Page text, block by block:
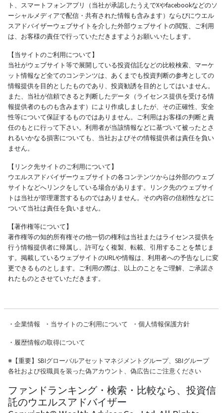
ト、スマートフォンアプリ（当社が承認したうえでXやfacebookなどのソ
ーシャルメディアで配信・共有された情報も含みます）ならびにウエル
スアドバイザーウェブサイトを介した外部ウェブサイトの閲覧、ご利用
は、お客様の責任で行っていただきますようお願いいたします。
【当サイトのご利用について】
当社がウェブサイト等で展開している投資信託などの比較検索、マーケ
ット情報など全てのコンテンツは、あくまでも投資判断の参考としての
情報提供を目的としたものであり、投資勧誘を目的としてはいません。
また、当社が信頼できると判断したデータ（ライセンス提供を受ける情
報提供者のものも含みます）により作成しましたが、その正確性、安全
性等について保証するものではありません。ご利用はお客様の判断と責
任のもとに行って下さい。利用者が当該情報などに基づいて被ったとさ
れるいかなる損害についても、当社およびその情報提供者は責任を負い
ません。
【リンク先サイトのご利用について】
ウエルスアドバイザーウェブサイトの各コンテンツからは外部のウェブ
サイトなどへリンクをしている場合があります。リンク先のウェブサイ
トは当社が管理運営するものではありません。その内容の信頼性などに
ついて当社は責任を負いません。
【著作権等について】
著作権等の知的所有権その他一切の権利は当社またはライセンス提供を
行う情報提供者に帰属し、許可なく複製、転載、引用することを禁じま
す。掲載しているウェブサイトのURLや情報は、利用者への予告なしに変
更できるものとします。ご利用の際は、以上のことをご理解、ご承諾さ
れたものとさせていただきます。
・ 企業情報 ・ 当サイトのご利用について ・ 個人情報保護方針
・ 履歴情報の取得について
※【重要】SBIグローバルアセットマネジメントグループ、SBIグループ
各社および役職員を装った偽アカウント、偽広告にご注意ください
ファンドランキング・検索・比較なら、投資信
託のウエルスアドバイザー